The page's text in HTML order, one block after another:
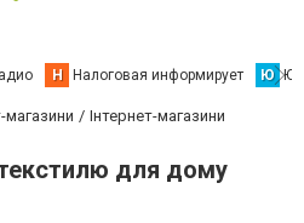
Н Налоговая информирует Ю
магазини
Інтернет-магазини
для дому